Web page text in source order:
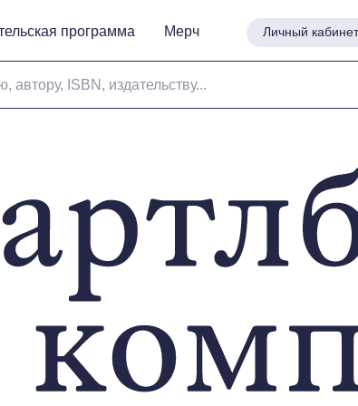
Личный кабинет
автору, ISBN, издательству...
программа Мерч Личный кабинет
программа Мерч